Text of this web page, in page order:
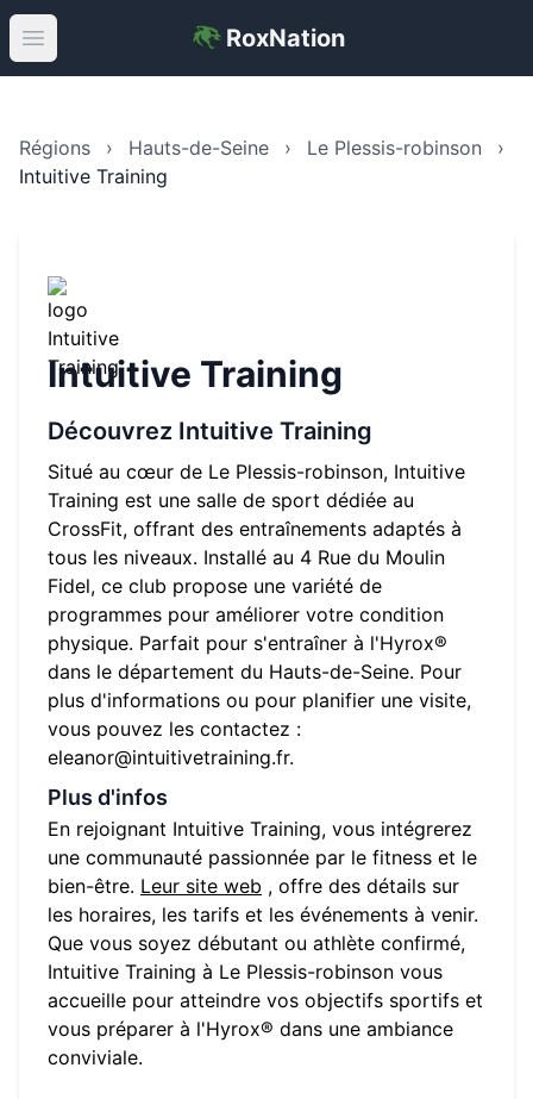
Open main menu RoxNation
Régions › Hauts-de-Seine › Le Plessis-robinson
›
Intuitive Training
Intuitive Training
Découvrez Intuitive Training
Situé au cœur de Le Plessis-robinson, Intuitive
Training est une salle de sport dédiée au
CrossFit, offrant des entraînements adaptés à
tous les niveaux. Installé au 4 Rue du Moulin
Fidel, ce club propose une variété de
programmes pour améliorer votre condition
physique. Parfait pour s'entraîner à l'Hyrox®
dans le département du Hauts-de-Seine. Pour
plus d'informations ou pour planifier une visite,
vous pouvez les contactez :
eleanor@intuitivetraining.fr.
Plus d'infos
En rejoignant Intuitive Training, vous intégrerez
une communauté passionnée par le fitness et le
bien-être. Leur site web , offre des détails sur
les horaires, les tarifs et les événements à venir.
Que vous soyez débutant ou athlète confirmé,
Intuitive Training à Le Plessis-robinson vous
accueille pour atteindre vos objectifs sportifs et
vous préparer à l'Hyrox® dans une ambiance
conviviale.